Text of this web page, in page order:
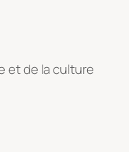
et de la culture